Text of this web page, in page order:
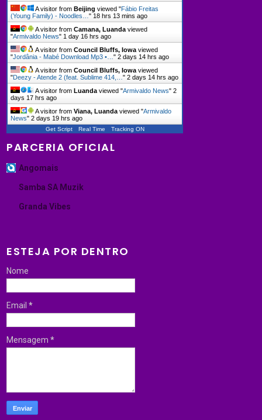
A visitor from Beijing viewed "Fábio Freitas
(Young Family) - Noodles…" 18 hrs 13 mins ago
A visitor fromCamana, Luanda viewed
"Armivaldo News" 1 day 16 hrs ago
A visitor fromCouncil Bluffs, Iowa viewed
"Jordânia - Mabé Download Mp3 •…"2 days 14 hrs ago
A visitor fromCouncil Bluffs, Iowa viewed
"Deezy - Atende 2 (feat. Sublime 414,…"2 days 14 hrs ago
A visitor from Luanda viewed "Armivaldo News"2
days 17 hrs ago
A visitor fromViana, Luanda viewed "Armivaldo
News"2 days 19 hrs ago
Get Script Real Time Tracking ON
PARCERIA OFICIAL
Angomais
Samba SA Muzik
Granda Vibes
ESTEJA POR DENTRO
Nome
Email*
Mensagem*